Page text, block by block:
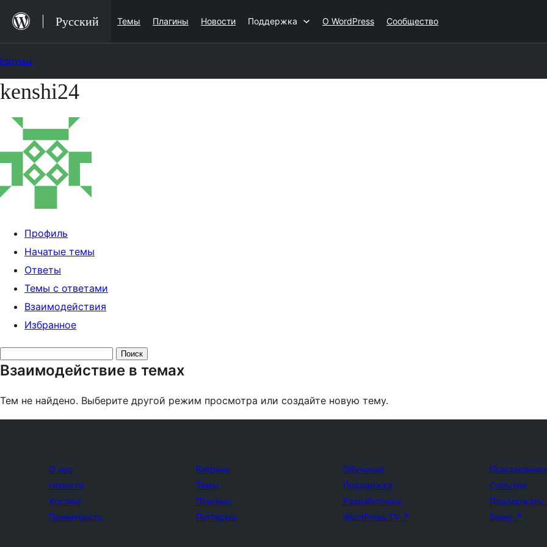
содержимому
Русский Темы Плагины Новости Поддержка О WordPress Сообщество
Перейти
содержимому
kenshi24
Профиль
Начатые темы
Ответы
Темы с ответами
Взаимодействия
Избранное
тем:
Взаимодействие в темах
Тем не найдено. Выберите другой режим просмотра или создайте новую тему.
О нас
Новости
Хостинг
Приватность
Витрина
Темы
Плагины
Паттерны
Обучение
Поддержка
Разработчики
WordPress.TV ↗
События
Поддержать
Swag ↗